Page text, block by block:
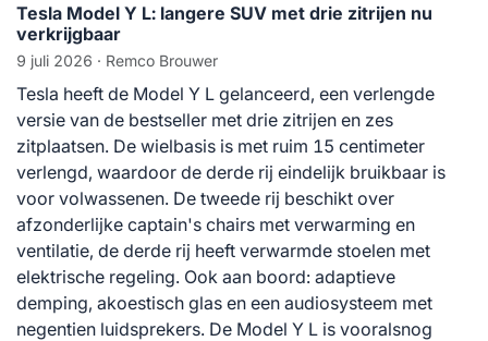
Tesla Model Y L: langere SUV met drie zitrijen nu
verkrijgbaar
9 juli 2026 · Remco Brouwer
Tesla heeft de Model Y L gelanceerd, een verlengde
versie van de bestseller met drie zitrijen en zes
zitplaatsen. De wielbasis is met ruim 15 centimeter
verlengd, waardoor de derde rij eindelijk bruikbaar is
voor volwassenen. De tweede rij beschikt over
afzonderlijke captain's chairs met verwarming en
ventilatie, de derde rij heeft verwarmde stoelen met
elektrische regeling. Ook aan boord: adaptieve
demping, akoestisch glas en een audiosysteem met
negentien luidsprekers. De Model Y L is vooralsnog